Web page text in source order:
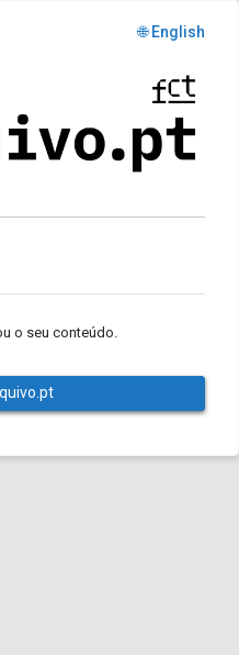
🌐 English
o seu conteúdo.